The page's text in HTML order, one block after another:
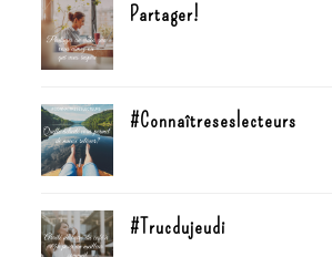
Partager!
#Connaîtreseslecteurs
#Trucdujeudi